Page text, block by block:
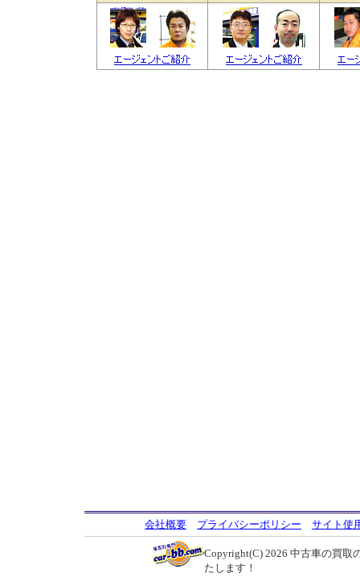
会社概要 プライバシーポリシー サイト使
Copyright(C) 2026 中古車の買取
たします！